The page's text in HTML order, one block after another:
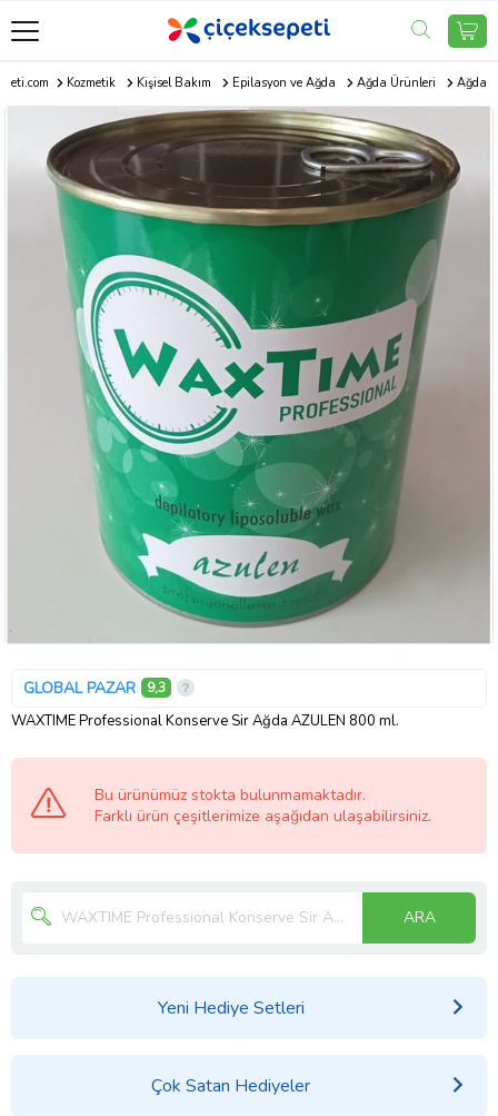
Kozmetik Kişisel Bakım Epilasyon ve Ağda Ağda Ürünleri Ağda
GLOBAL PAZAR 9,3
WAXTIME Professional Konserve Sir Ağda AZULEN 800 ml.
Bu ürünümüz stokta bulunmamaktadır.
Farklı ürün çeşitlerimize aşağıdan ulaşabilirsiniz.
ARA
Yeni Hediye Setleri
Çok Satan Hediyeler